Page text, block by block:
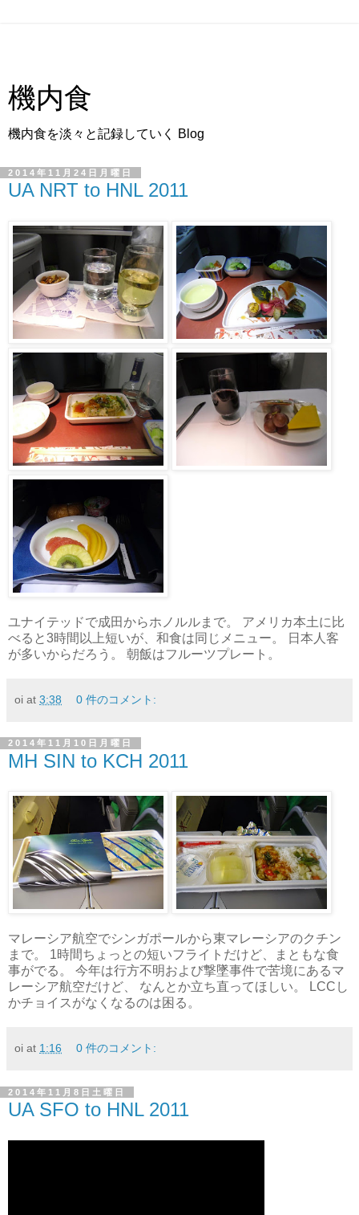
機内食
機内食を淡々と記録していく Blog
2014年11月24日月曜日
UA NRT to HNL 2011
ユナイテッドで成田からホノルルまで。 アメリカ本土に比
べると3時間以上短いが、和食は同じメニュー。 日本人客
が多いからだろう。 朝飯はフルーツプレート。
oi at 3:38 0 件のコメント:
2014年11月10日月曜日
MH SIN to KCH 2011
マレーシア航空でシンガポールから東マレーシアのクチン
まで。 1時間ちょっとの短いフライトだけど、まともな食
事がでる。 今年は行方不明および撃墜事件で苦境にあるマ
レーシア航空だけど、 なんとか立ち直ってほしい。 LCCし
かチョイスがなくなるのは困る。
oi at 1:16 0 件のコメント:
2014年11月8日土曜日
UA SFO to HNL 2011